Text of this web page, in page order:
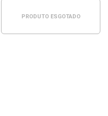
PRODUTO ESGOTADO